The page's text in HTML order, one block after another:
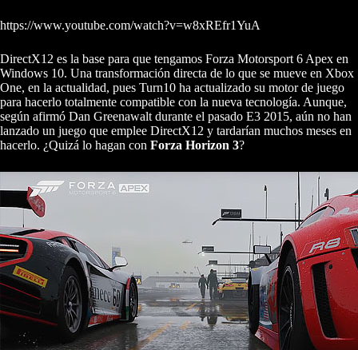
https://www.youtube.com/watch?v=w8xREfr1YuA
DirectX12 es la base para que tengamos Forza Motorsport 6 Apex en
Windows 10. Una transformación directa de lo que se mueve en Xbox
One, en la actualidad, pues Turn10 ha actualizado su motor de juego
para hacerlo totalmente compatible con la nueva tecnología. Aunque,
según afirmó Dan Greenawalt durante el pasado E3 2015, aún no han
lanzado un juego que emplee DirectX12 y tardarían muchos meses en
hacerlo. ¿Quizá lo hagan con Forza Horizon 3?